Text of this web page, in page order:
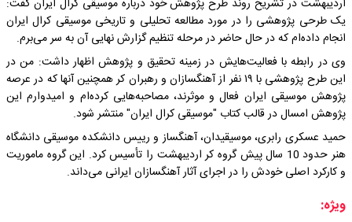
اردیبهشت در تشریح روند طرح پژوهش خود درباره موسیقی کرال ایران گفت:
یک طرحی پژوهشی را در مورد مطالعه تحلیلی و تاریخی موسیقی کرال ایران
انجام داده‌ام که در حال حاضر در مرحله تنظیم گزارش نهایی آن به سر می‌برم.
وی در رابطه با فعالیت‌هایش در زمینه تحقیق و پژوهش اظهار داشت: من در
این طرح پژوهشی با ۱۹ نفر از آهنگسازان و رهبران کر همچنین آنها که در عرصه
پژوهش موسیقی ایران فعال و موثرند، مصاحبه‌هایی کرده‌ام و امیدوارم این
پژوهش امسال در قالب کتاب "موسیقی کرال ایران" منتشر شود.
حمید عسکری رابری، موسیقیدان، آهنگساز و رییس دانشکده موسیقی دانشگاه
هنر حدود 10 سال پیش گروه کر اردیبهشت را تأسیس کرد. این گروه ماموریت
و کارکرد اصلی خودش را در اجرای آثار آهنگسازان ایرانی می‌داند.
ویژه: